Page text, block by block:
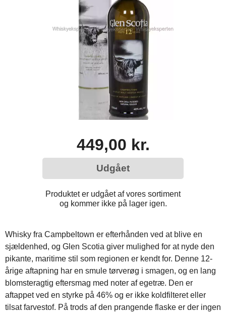
449,00 kr.
Udgået
Produktet er udgået af vores sortiment
og kommer ikke på lager igen.
Whisky fra Campbeltown er efterhånden ved at blive en
sjældenhed, og Glen Scotia giver mulighed for at nyde den
pikante, maritime stil som regionen er kendt for. Denne 12-
årige aftapning har en smule tørverøg i smagen, og en lang
blomsteragtig eftersmag med noter af egetræ. Den er
aftappet ved en styrke på 46% og er ikke koldfilteret eller
tilsat farvestof. På trods af den prangende flaske er der ingen